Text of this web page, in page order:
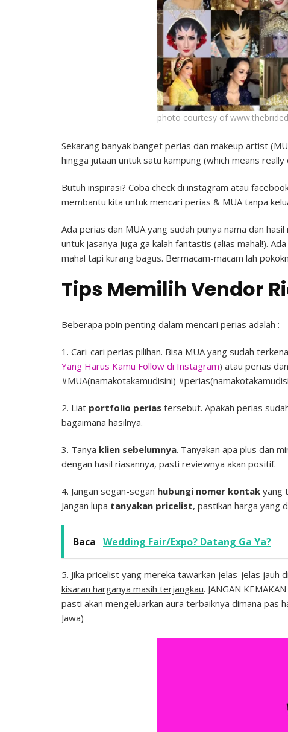
photo courtesy of
Sekarang banyak banget perias dan makeup artist
hingga jutaan untuk satu kampung (which means really
Butuh inspirasi? Coba check di instagram atau
membantu kita untuk mencari perias & MUA tanpa
Ada perias dan MUA yang sudah punya nama dan
untuk jasanya juga ga kalah fantastis (alias mahal!).
mahal tapi kurang bagus. Bermacam-macam lah
Tips Memilih Vendor
Beberapa poin penting dalam mencari perias adalah :
1. Cari-cari perias pilihan. Bisa MUA yang sudah
Yang Harus Kamu Follow di Instagram) atau perias
#MUA(namakotakamudisini)
2. Liat portfolio perias tersebut. Apakah perias
bagaimana hasilnya.
3. Tanya klien sebelumnya. Tanyakan apa plus dan
dengan hasil riasannya, pasti reviewnya akan positif.
4. Jangan segan-segan hubungi nomer kontak yang
Jangan lupa tanyakan pricelist, pastikan harga yang
Baca Wedding Fair/Expo? Datang Ga Ya?
5. Jika pricelist yang mereka tawarkan jelas-jelas jauh
kisaran harganya masih terjangkau. JANGAN
pasti akan mengeluarkan aura terbaiknya dimana pas
Jawa)